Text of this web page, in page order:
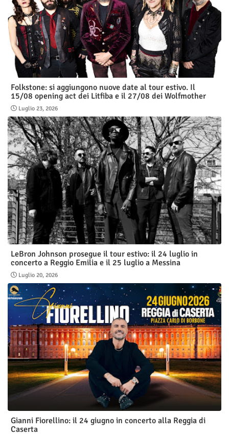
Folkstone: si aggiungono nuove date al tour estivo. Il
15/08 opening act dei Litfiba e il 27/08 dei Wolfmother
Luglio 23, 2026
LeBron Johnson prosegue il tour estivo: il 24 luglio in
concerto a Reggio Emilia e il 25 luglio a Messina
Luglio 20, 2026
Gianni Fiorellino: il 24 giugno in concerto alla Reggia di
Caserta